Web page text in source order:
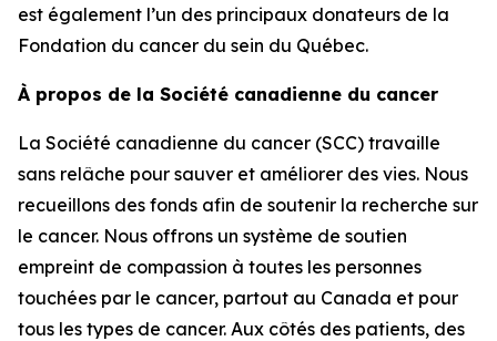
est également l’un des principaux donateurs de la
Fondation du cancer du sein du Québec.
À propos de la Société canadienne du cancer
La Société canadienne du cancer (SCC) travaille
sans relâche pour sauver et améliorer des vies. Nous
recueillons des fonds afin de soutenir la recherche sur
le cancer. Nous offrons un système de soutien
empreint de compassion à toutes les personnes
touchées par le cancer, partout au Canada et pour
tous les types de cancer. Aux côtés des patients, des